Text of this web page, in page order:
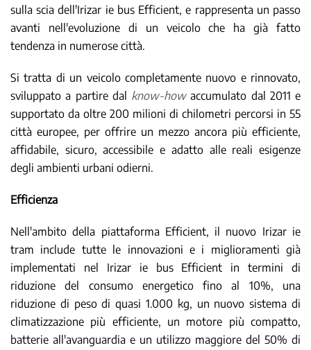
sulla scia dell'Irizar ie bus Efficient, e rappresenta un passo
avanti nell'evoluzione di un veicolo che ha già fatto
tendenza in numerose città.
Si tratta di un veicolo completamente nuovo e rinnovato,
sviluppato a partire dal know-howaccumulato dal 2011 e
supportato da oltre 200 milioni di chilometri percorsi in 55
città europee, per offrire un mezzo ancora più efficiente,
affidabile, sicuro, accessibile e adatto alle reali esigenze
degli ambienti urbani odierni.
Efficienza
Nell'ambito della piattaforma Efficient, il nuovo Irizar ie
tram include tutte le innovazioni e i miglioramenti già
implementati nel Irizar ie bus Efficient in termini di
riduzione del consumo energetico fino al 10%, una
riduzione di peso di quasi 1.000 kg, un nuovo sistema di
climatizzazione più efficiente, un motore più compatto,
batterie all'avanguardia e un utilizzo maggiore del 50% di